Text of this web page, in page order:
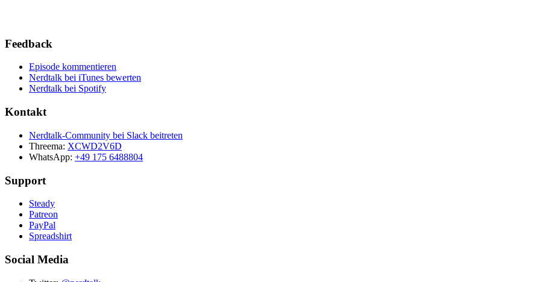
Feedback
Episode kommentieren
Nerdtalk bei iTunes bewerten
Nerdtalk bei Spotify
Kontakt
Nerdtalk-Community bei Slack beitreten
Threema: XCWD2V6D
WhatsApp: +49 175 6488804
Support
Steady
Patreon
PayPal
Spreadshirt
Social Media